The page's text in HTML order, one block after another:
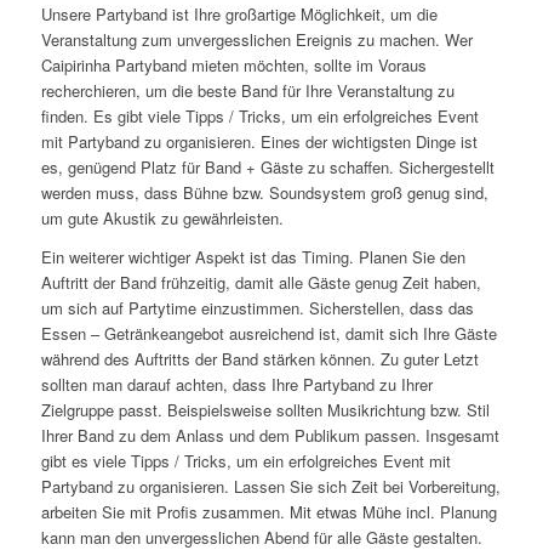
Unsere Partyband ist Ihre großartige Möglichkeit, um die
Veranstaltung zum unvergesslichen Ereignis zu machen. Wer
Caipirinha Partyband mieten möchten, sollte im Voraus
recherchieren, um die beste Band für Ihre Veranstaltung zu
finden. Es gibt viele Tipps / Tricks, um ein erfolgreiches Event
mit Partyband zu organisieren. Eines der wichtigsten Dinge ist
es, genügend Platz für Band + Gäste zu schaffen. Sichergestellt
werden muss, dass Bühne bzw. Soundsystem groß genug sind,
um gute Akustik zu gewährleisten.
Ein weiterer wichtiger Aspekt ist das Timing. Planen Sie den
Auftritt der Band frühzeitig, damit alle Gäste genug Zeit haben,
um sich auf Partytime einzustimmen. Sicherstellen, dass das
Essen – Getränkeangebot ausreichend ist, damit sich Ihre Gäste
während des Auftritts der Band stärken können. Zu guter Letzt
sollten man darauf achten, dass Ihre Partyband zu Ihrer
Zielgruppe passt. Beispielsweise sollten Musikrichtung bzw. Stil
Ihrer Band zu dem Anlass und dem Publikum passen. Insgesamt
gibt es viele Tipps / Tricks, um ein erfolgreiches Event mit
Partyband zu organisieren. Lassen Sie sich Zeit bei Vorbereitung,
arbeiten Sie mit Profis zusammen. Mit etwas Mühe incl. Planung
kann man den unvergesslichen Abend für alle Gäste gestalten.